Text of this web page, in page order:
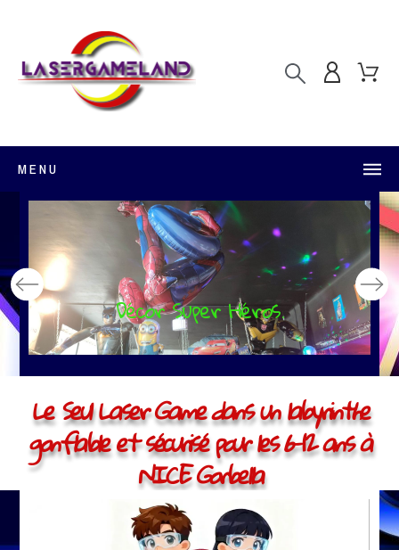
MENU
Décor Super Héros.
Le Seul Laser Game dans un labyrinthe
gonflable et sécurisé pour les 6-12 ans à
NICE Gorbella